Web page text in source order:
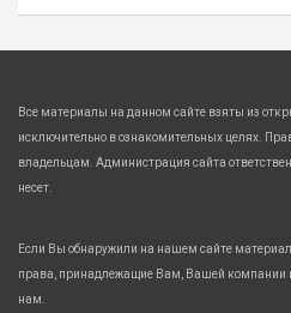
Все материалы на данном сайте взяты из
исключительно в ознакомительных целях.
владельцам. Администрация сайта
несет.
Если Вы обнаружили на нашем сайте
права, принадлежащие Вам, Вашей компании
нам.